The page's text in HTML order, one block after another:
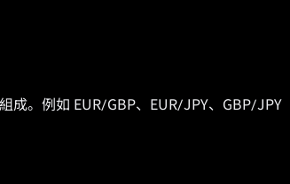
成。例如 EUR/GBP、EUR/JPY、GBP/JPY